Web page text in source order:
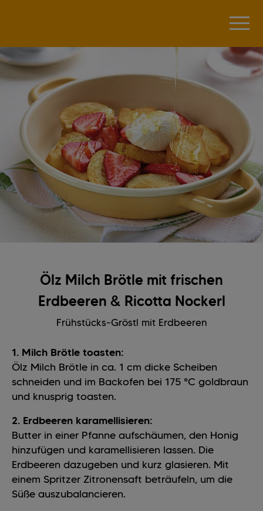
Ölz Milch Brötle mit frischen
Erdbeeren & Ricotta Nockerl
Frühstücks-Gröstl mit Erdbeeren
1. Milch Brötle toasten:
Ölz Milch Brötle in ca. 1 cm dicke Scheiben
schneiden und im Backofen bei 175 °C goldbraun
und knusprig toasten.
2. Erdbeeren karamellisieren:
Butter in einer Pfanne aufschäumen, den Honig
hinzufügen und karamellisieren lassen. Die
Erdbeeren dazugeben und kurz glasieren. Mit
einem Spritzer Zitronensaft beträufeln, um die
Süße auszubalancieren.